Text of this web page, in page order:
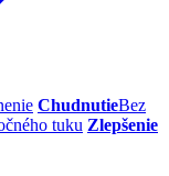
ChudnutieBez
tuku Zlepšenie